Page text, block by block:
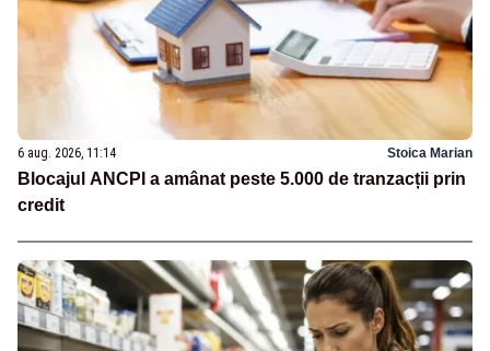
6 aug. 2026, 11:14 Stoica Marian
Blocajul ANCPI a amânat peste 5.000 de tranzacții prin
credit